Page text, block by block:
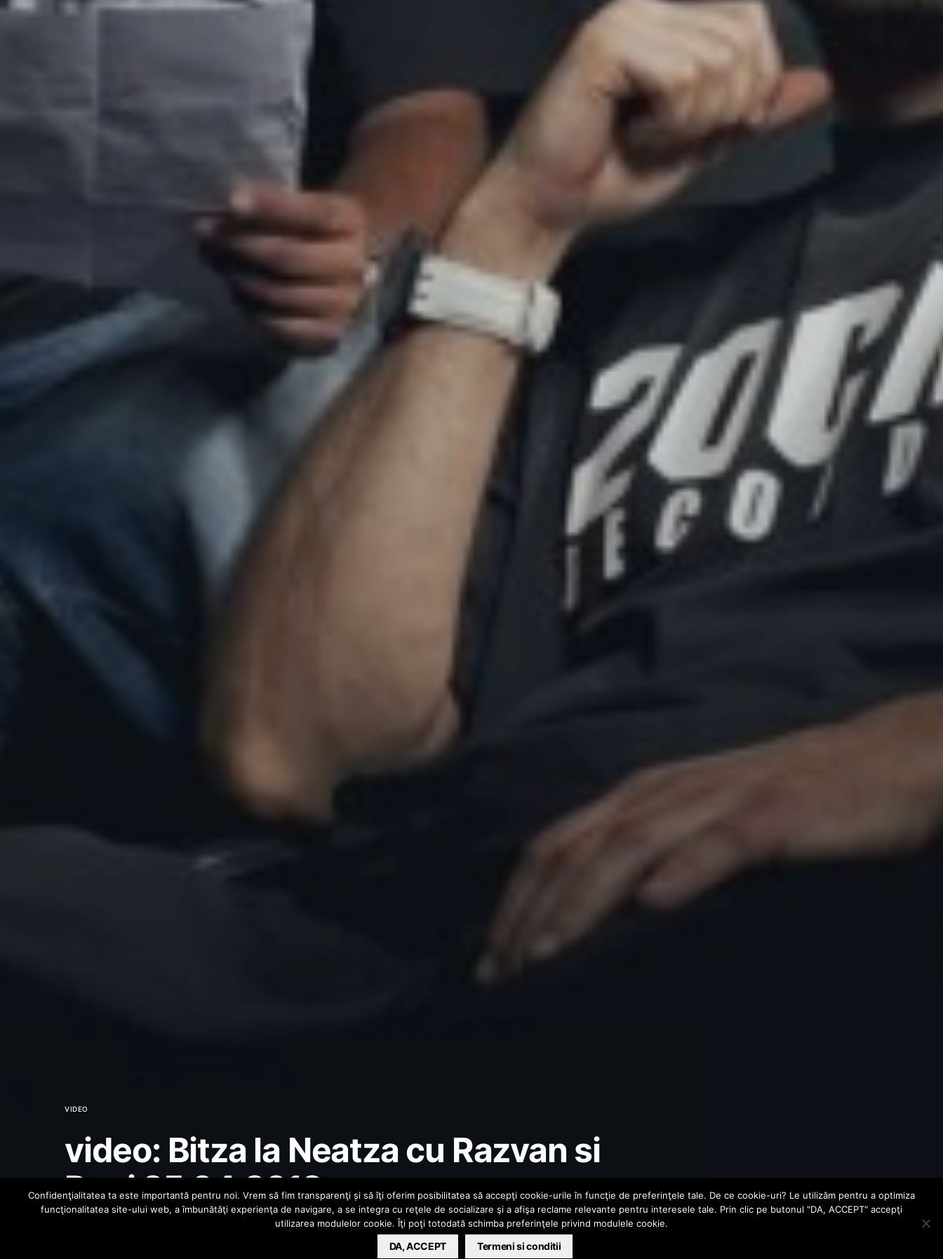
VIDEO
video: Bitza la Neatza cu Razvan si
Dani 25.04.2012
Confidenţialitatea ta este importantă pentru noi. Vrem să fim transparenţi și să îţi oferim posibilitatea să accepţi cookie-urile în funcţie de preferinţele tale. De ce cookie-uri? Le utilizăm pentru a optimiza
funcţionalitatea site-ului web, a îmbunătăţi experienţa de navigare, a se integra cu reţele de socializare şi a afişa reclame relevante pentru interesele tale. Prin clic pe butonul "DA, ACCEPT" accepţi
utilizarea modulelor cookie. Îţi poţi totodată schimba preferinţele privind modulele cookie.
DA, ACCEPT Termeni si conditii